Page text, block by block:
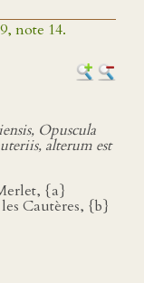
note 14.
Opuscula
alterum est
{a}
Cautères, {b}